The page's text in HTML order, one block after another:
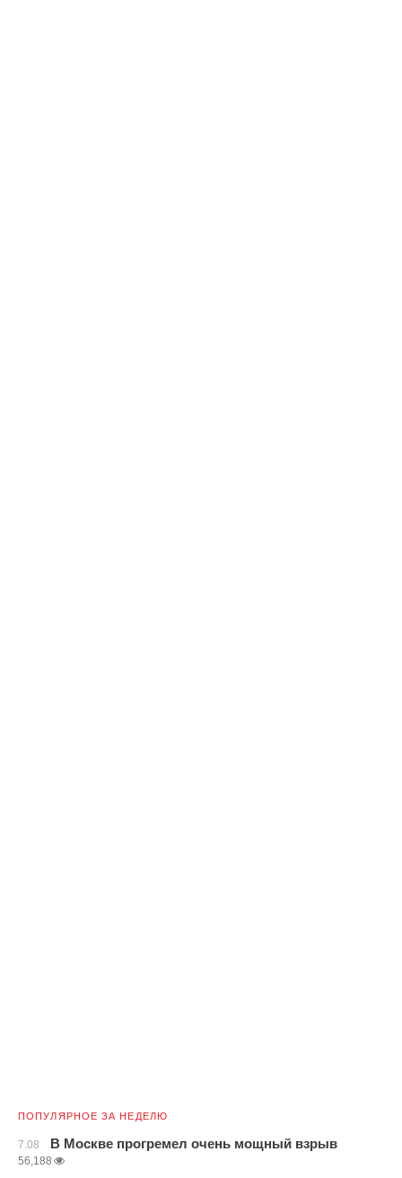
ПОПУЛЯРНОЕ ЗА НЕДЕЛЮ
7.08 В Москве прогремел очень мощный взрыв
56,188